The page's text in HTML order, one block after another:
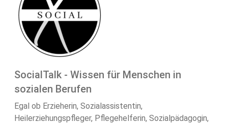
SocialTalk - Wissen für Menschen in
sozialen Berufen
Egal ob Erzieherin, Sozialassistentin,
Heilerziehungspfleger, Pflegehelferin, Sozialpädagogin,